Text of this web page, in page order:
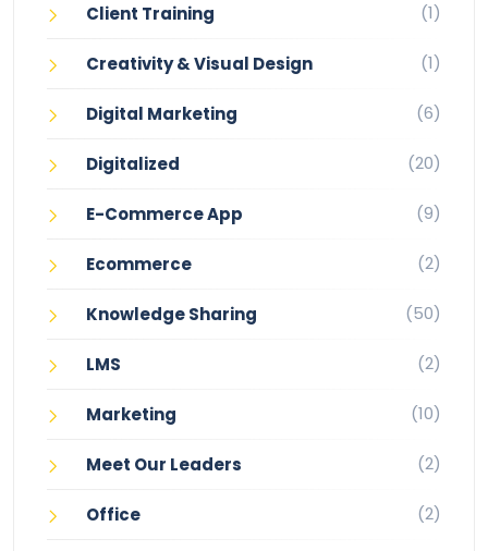
Client Training (1)
Creativity & Visual Design (1)
Digital Marketing (6)
Digitalized (20)
E-Commerce App (9)
Ecommerce (2)
Knowledge Sharing (50)
LMS (2)
Marketing (10)
Meet Our Leaders (2)
Office (2)